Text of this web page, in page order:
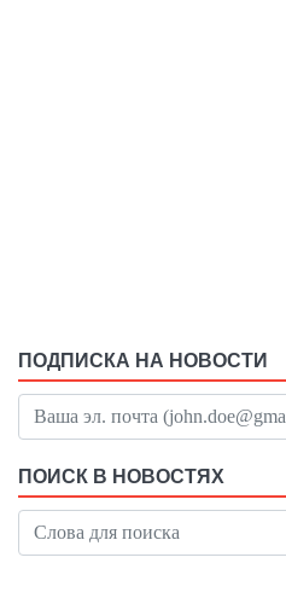
ПОДПИСКА НА НОВОСТИ
ПОИСК В НОВОСТЯХ